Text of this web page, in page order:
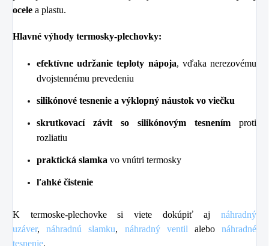
ocele a plastu.
Hlavné výhody termosky-plechovky:
efektívne udržanie teploty nápoja, vďaka nerezovému
dvojstennému prevedeniu
silikónové tesnenie a výklopný náustok vo viečku
skrutkovací závit so silikónovým tesnením proti
rozliatiu
praktická slamka vo vnútri termosky
ľahké čistenie
K termoske-plechovke si viete dokúpiť aj náhradný
uzáver,náhradnú slamku, náhradný ventil alebo
náhradné
tesnenie.